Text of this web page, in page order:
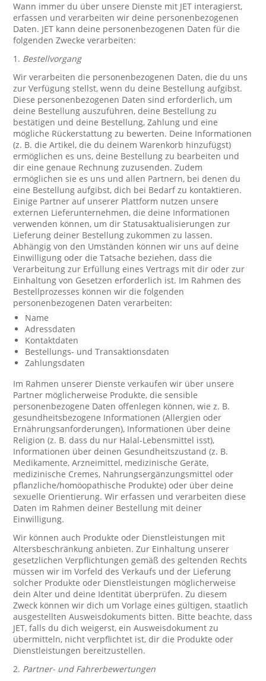
Wann immer du über unsere Dienste mit JET interagierst,
erfassen und verarbeiten wir deine personenbezogenen
Daten. JET kann deine personenbezogenen Daten für die
folgenden Zwecke verarbeiten:
1. Bestellvorgang
Wir verarbeiten die personenbezogenen Daten, die du uns
zur Verfügung stellst, wenn du deine Bestellung aufgibst.
Diese personenbezogenen Daten sind erforderlich, um
deine Bestellung auszuführen, deine Bestellung zu
bestätigen und deine Bestellung, Zahlung und eine
mögliche Rückerstattung zu bewerten. Deine Informationen
(z. B. die Artikel, die du deinem Warenkorb hinzufügst)
ermöglichen es uns, deine Bestellung zu bearbeiten und
dir eine genaue Rechnung zuzusenden. Zudem
ermöglichen sie es uns und allen Partnern, bei denen du
eine Bestellung aufgibst, dich bei Bedarf zu kontaktieren.
Einige Partner auf unserer Plattform nutzen unsere
externen Lieferunternehmen, die deine Informationen
verwenden können, um dir Statusaktualisierungen zur
Lieferung deiner Bestellung zukommen zu lassen.
Abhängig von den Umständen können wir uns auf deine
Einwilligung oder die Tatsache beziehen, dass die
Verarbeitung zur Erfüllung eines Vertrags mit dir oder zur
Einhaltung von Gesetzen erforderlich ist. Im Rahmen des
Bestellprozesses können wir die folgenden
personenbezogenen Daten verarbeiten:
Name
Adressdaten
Kontaktdaten
Bestellungs- und Transaktionsdaten
Zahlungsdaten
Im Rahmen unserer Dienste verkaufen wir über unsere
Partner möglicherweise Produkte, die sensible
personenbezogene Daten offenlegen können, wie z. B.
gesundheitsbezogene Informationen (Allergien oder
Ernährungsanforderungen), Informationen über deine
Religion (z. B. dass du nur Halal-Lebensmittel isst),
Informationen über deinen Gesundheitszustand (z. B.
Medikamente, Arzneimittel, medizinische Geräte,
medizinische Cremes, Nahrungsergänzungsmittel oder
pflanzliche/homöopathische Produkte) oder über deine
sexuelle Orientierung. Wir erfassen und verarbeiten diese
Daten im Rahmen deiner Bestellung mit deiner
Einwilligung.
Wir können auch Produkte oder Dienstleistungen mit
Altersbeschränkung anbieten. Zur Einhaltung unserer
gesetzlichen Verpflichtungen gemäß des geltenden Rechts
müssen wir im Vorfeld des Verkaufs und der Lieferung
solcher Produkte oder Dienstleistungen möglicherweise
dein Alter und deine Identität überprüfen. Zu diesem
Zweck können wir dich um Vorlage eines gültigen, staatlich
ausgestellten Ausweisdokuments bitten. Bitte beachte, dass
JET, falls du dich weigerst, ein Ausweisdokument zu
übermitteln, nicht verpflichtet ist, dir die Produkte oder
Dienstleistungen bereitzustellen.
2. Partner- und Fahrerbewertungen